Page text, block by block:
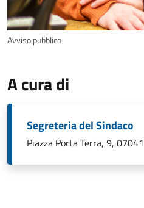
Avviso pubblico
A cura di
Segreteria del Sindaco
Piazza Porta Terra, 9,